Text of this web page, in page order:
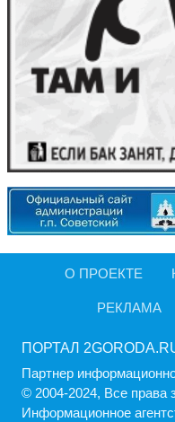
О ПРОЕКТЕ
РЕКЛАМА
ПОРТАЛ
Партнер
© 2004-2024, Все права
Информационное